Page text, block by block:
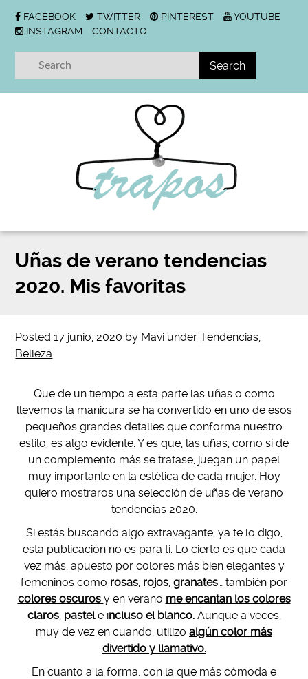
FACEBOOK TWITTER PINTEREST
YOUTUBE
INSTAGRAM
CONTACTO
Uñas de verano tendencias
2020. Mis favoritas
Posted17 junio, 2020 by Mavi underTendencias,
Belleza
Que de un tiempo a esta parte las uñas o como
llevemos la manicura se ha convertido en uno de esos
pequeños grandes detalles que conforma nuestro
estilo, es algo evidente. Y es que, las uñas, como si de
un complemento más se tratase, juegan un papel
muy importante en la estética de cada mujer. Hoy
quiero mostraros una selección de uñas de verano
tendencias 2020.
Si estás buscando algo extravagante, ya te lo digo,
esta publicación no es para ti. Lo cierto es que cada
vez más, apuesto por colores más bien elegantes y
femeninos como rosas, rojos, granates… también por
colores oscuros y en verano me encantan los colores
claros, pastele incluso el blanco. Aunque a veces,
muy de vez en cuando, utilizo algún color más
divertido y llamativo.
En cuanto a la forma, con la que más cómoda e